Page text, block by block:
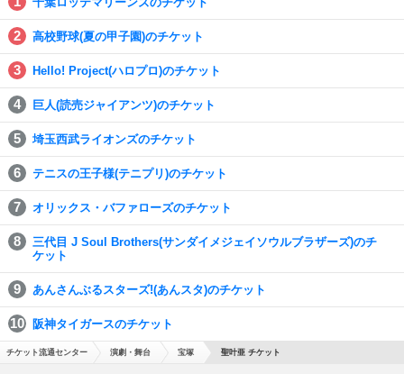
高校野球(夏の甲子園)のチケット
Hello! Project(ハロプロ)のチケット
巨人(読売ジャイアンツ)のチケット
埼玉西武ライオンズのチケット
テニスの王子様(テニプリ)のチケット
オリックス・バファローズのチケット
三代目 J Soul Brothers(サンダイメジェイソウルブラザーズ)のチ
ケット
あんさんぶるスターズ!(あんスタ)のチケット
阪神タイガースのチケット
チケット流通センター 演劇・舞台 宝塚 聖叶亜 チケット